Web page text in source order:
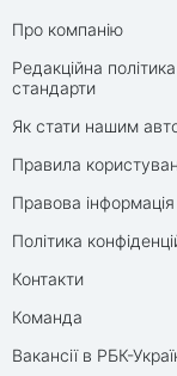
Про компанію
Редакційна політика
стандарти
Як стати нашим
Правила
Правова інформація
Політика
Контакти
Команда
Вакансії в РБК-